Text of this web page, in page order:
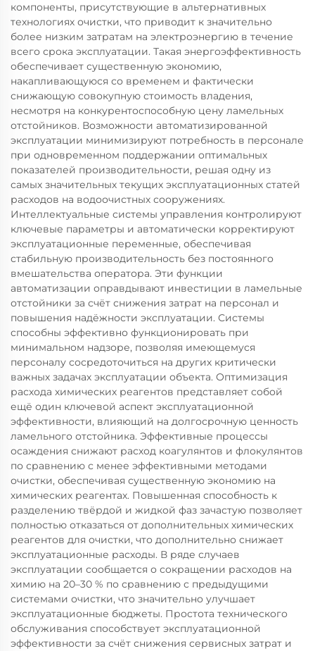
компоненты, присутствующие в альтернативных
технологиях очистки, что приводит к значительно
более низким затратам на электроэнергию в течение
всего срока эксплуатации. Такая энергоэффективность
обеспечивает существенную экономию,
накапливающуюся со временем и фактически
снижающую совокупную стоимость владения,
несмотря на конкурентоспособную цену ламельных
отстойников. Возможности автоматизированной
эксплуатации минимизируют потребность в персонале
при одновременном поддержании оптимальных
показателей производительности, решая одну из
самых значительных текущих эксплуатационных статей
расходов на водоочистных сооружениях.
Интеллектуальные системы управления контролируют
ключевые параметры и автоматически корректируют
эксплуатационные переменные, обеспечивая
стабильную производительность без постоянного
вмешательства оператора. Эти функции
автоматизации оправдывают инвестиции в ламельные
отстойники за счёт снижения затрат на персонал и
повышения надёжности эксплуатации. Системы
способны эффективно функционировать при
минимальном надзоре, позволяя имеющемуся
персоналу сосредоточиться на других критически
важных задачах эксплуатации объекта. Оптимизация
расхода химических реагентов представляет собой
ещё один ключевой аспект эксплуатационной
эффективности, влияющий на долгосрочную ценность
ламельного отстойника. Эффективные процессы
осаждения снижают расход коагулянтов и флокулянтов
по сравнению с менее эффективными методами
очистки, обеспечивая существенную экономию на
химических реагентах. Повышенная способность к
разделению твёрдой и жидкой фаз зачастую позволяет
полностью отказаться от дополнительных химических
реагентов для очистки, что дополнительно снижает
эксплуатационные расходы. В ряде случаев
эксплуатации сообщается о сокращении расходов на
химию на 20–30 % по сравнению с предыдущими
системами очистки, что значительно улучшает
эксплуатационные бюджеты. Простота технического
обслуживания способствует эксплуатационной
эффективности за счёт снижения сервисных затрат и